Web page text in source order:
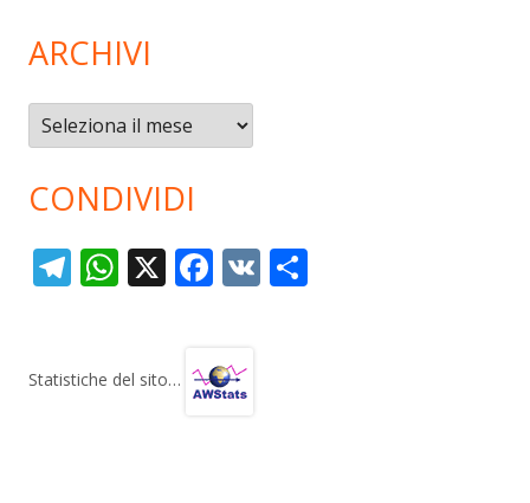
ARCHIVI
Archivi
CONDIVIDI
T
gr
W
s
X F
b
V
Statistiche del sito…